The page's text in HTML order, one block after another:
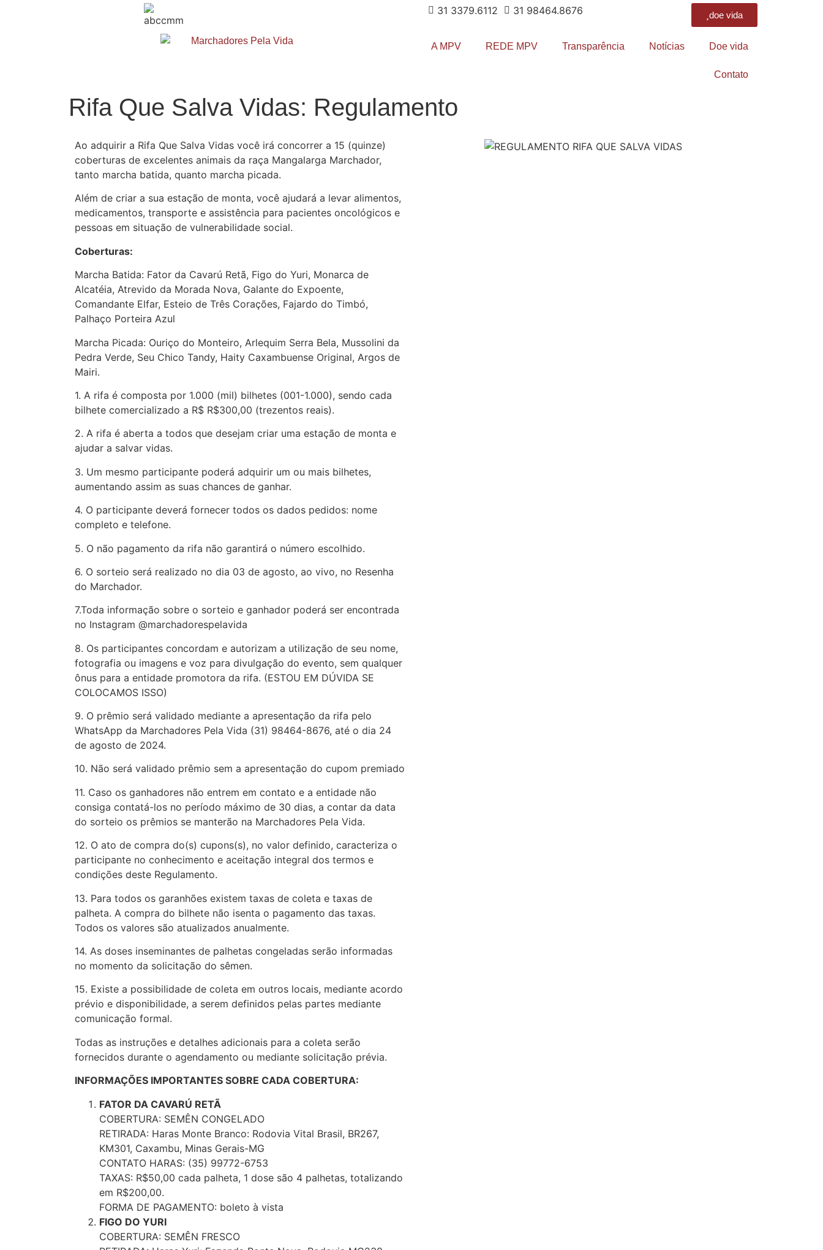
31 3379.6112 31 98464.8676 doe vida
A MPV REDE MPV Transparência Notícias Doe vida
Contato
Rifa Que Salva Vidas: Regulamento
Ao adquirir a Rifa Que Salva Vidas você irá concorrer a 15 (quinze)
coberturas de excelentes animais da raça Mangalarga Marchador,
tanto marcha batida, quanto marcha picada.
Além de criar a sua estação de monta, você ajudará a levar alimentos,
medicamentos, transporte e assistência para pacientes oncológicos e
pessoas em situação de vulnerabilidade social.
Coberturas:
Marcha Batida: Fator da Cavarú Retã, Figo do Yuri, Monarca de
Alcatéia, Atrevido da Morada Nova, Galante do Expoente,
Comandante Elfar, Esteio de Três Corações, Fajardo do Timbó,
Palhaço Porteira Azul
Marcha Picada: Ouriço do Monteiro, Arlequim Serra Bela, Mussolini da
Pedra Verde, Seu Chico Tandy, Haity Caxambuense Original, Argos de
Mairi.
1. A rifa é composta por 1.000 (mil) bilhetes (001-1.000), sendo cada
bilhete comercializado a R$ R$300,00 (trezentos reais).
2. A rifa é aberta a todos que desejam criar uma estação de monta e
ajudar a salvar vidas.
3. Um mesmo participante poderá adquirir um ou mais bilhetes,
aumentando assim as suas chances de ganhar.
4. O participante deverá fornecer todos os dados pedidos: nome
completo e telefone.
5. O não pagamento da rifa não garantirá o número escolhido.
6. O sorteio será realizado no dia 03 de agosto, ao vivo, no Resenha
do Marchador.
7.Toda informação sobre o sorteio e ganhador poderá ser encontrada
no Instagram @marchadorespelavida
8. Os participantes concordam e autorizam a utilização de seu nome,
fotografia ou imagens e voz para divulgação do evento, sem qualquer
ônus para a entidade promotora da rifa. (ESTOU EM DÚVIDA SE
COLOCAMOS ISSO)
9. O prêmio será validado mediante a apresentação da rifa pelo
WhatsApp da Marchadores Pela Vida (31) 98464-8676, até o dia 24
de agosto de 2024.
10. Não será validado prêmio sem a apresentação do cupom premiado
11. Caso os ganhadores não entrem em contato e a entidade não
consiga contatá-los no período máximo de 30 dias, a contar da data
do sorteio os prêmios se manterão na Marchadores Pela Vida.
12. O ato de compra do(s) cupons(s), no valor definido, caracteriza o
participante no conhecimento e aceitação integral dos termos e
condições deste Regulamento.
13. Para todos os garanhões existem taxas de coleta e taxas de
palheta. A compra do bilhete não isenta o pagamento das taxas.
Todos os valores são atualizados anualmente.
14. As doses inseminantes de palhetas congeladas serão informadas
no momento da solicitação do sêmen.
15. Existe a possibilidade de coleta em outros locais, mediante acordo
prévio e disponibilidade, a serem definidos pelas partes mediante
comunicação formal.
Todas as instruções e detalhes adicionais para a coleta serão
fornecidos durante o agendamento ou mediante solicitação prévia.
INFORMAÇÕES IMPORTANTES SOBRE CADA COBERTURA:
FATOR DA CAVARÚ RETÃ
COBERTURA: SEMÊN CONGELADO
RETIRADA: Haras Monte Branco: Rodovia Vital Brasil, BR267,
KM301, Caxambu, Minas Gerais-MG
CONTATO HARAS: (35) 99772-6753
TAXAS: R$50,00 cada palheta, 1 dose são 4 palhetas, totalizando
em R$200,00.
FORMA DE PAGAMENTO: boleto à vista
FIGO DO YURI
COBERTURA: SEMÊN FRESCO